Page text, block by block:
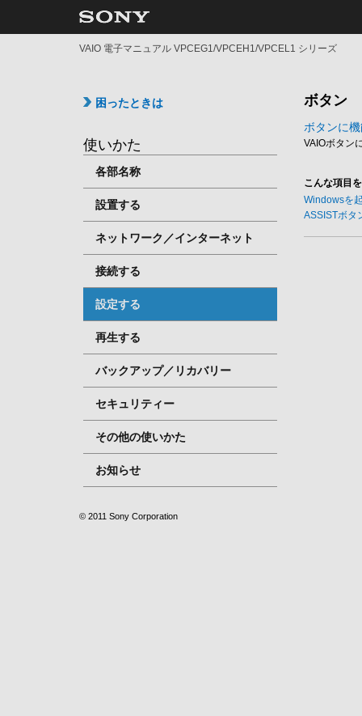
VAIO 電子マニュアル VPCEG1/VPCEH1/VPCEL1 シリーズ
困ったときは
使いかた
各部名称
設置する
ネットワーク／インターネット
接続する
設定する
再生する
バックアップ／リカバリー
セキュリティー
その他の使いかた
お知らせ
ボタン
ボタンに
VAIOボタン
こんな項目
Windowsを
ASSISTボタ
© 2011 Sony Corporation